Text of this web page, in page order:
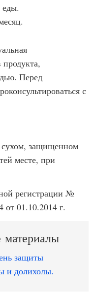
еды.
Перед
с
сухом, защищенном
месте, при
регистрации №
от 01.10.2014 г.
защиты
и долихолы.